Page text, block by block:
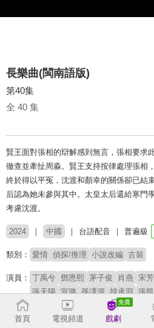
長樂曲(閩南語版)
第40集
全 40 集
賢王面對張相的辯解感到無言，張相要求
徹查並牽扯周淼。賢王支持按律處理張相
終於得以平冤，沈渡和顏幸的關係卻已結
后認為她未參與其中。太皇太后還給寒門
考慮沈渡。
2024 中國 台語配音 普遍級
類別： 愛情 偵探/推理 小說改編 古裝
演員： 丁禹兮 鄧恩熙 茅子俊 肖燕 宋
張天陽 宣璐 孫澤源 韓承羽 張
首頁 電視頻道 戲劇